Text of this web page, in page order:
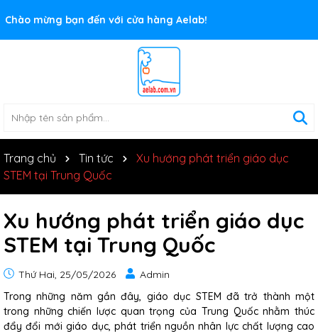
Rất nhiều ưu đãi và chương trình khuyến mãi đang chờ đợi
bạn
Trang chủ Tin tức
Xu hướng phát triển giáo dục
STEM tại Trung Quốc
Xu hướng phát triển giáo dục
STEM tại Trung Quốc
Thứ Hai, 25/05/2026
Admin
Trong những năm gần đây, giáo dục STEM đã trở thành một
trong những chiến lược quan trọng của Trung Quốc nhằm thúc
đẩy đổi mới giáo dục, phát triển nguồn nhân lực chất lượng cao